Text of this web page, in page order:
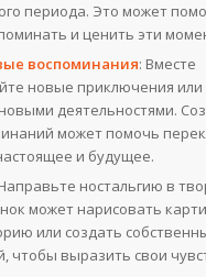
периода. Это может
и ценить эти
воспоминания: Вместе
новые приключения или
деятельностями.
может помочь
и будущее.
ностальгию в
может нарисовать
или создать
чтобы выразить свои